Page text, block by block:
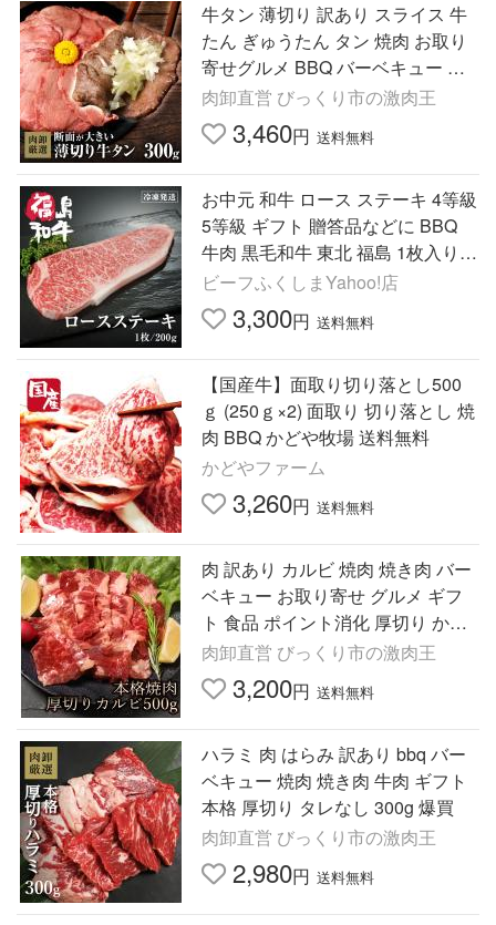
牛タン 薄切り 訳あり スライス 牛
たん ぎゅうたん タン 焼肉 お取り
寄せグルメ BBQ バーベキュー 牛
肉 肉 爆買
肉卸直営 びっくり市の激肉王
3,460円 送料無料
お中元 和牛 ロース ステーキ 4等級
5等級 ギフト 贈答品などに BBQ
牛肉 黒毛和牛 東北 福島 1枚入り 2
00g
ビーフふくしまYahoo!店
3,300円 送料無料
【国産牛】面取り切り落とし500
ｇ (250ｇ×2) 面取り 切り落とし 焼
肉 BBQ かどや牧場 送料無料
かどやファーム
3,260円 送料無料
肉 訳あり カルビ 焼肉 焼き肉 バー
ベキュー お取り寄せ グルメ ギフ
ト 食品 ポイント消化 厚切り かる
び 本格焼肉厚切りカルビ500ｇ 爆
買
肉卸直営 びっくり市の激肉王
3,200円 送料無料
ハラミ 肉 はらみ 訳あり bbq バー
ベキュー 焼肉 焼き肉 牛肉 ギフト
本格 厚切り タレなし 300g 爆買
肉卸直営 びっくり市の激肉王
2,980円 送料無料